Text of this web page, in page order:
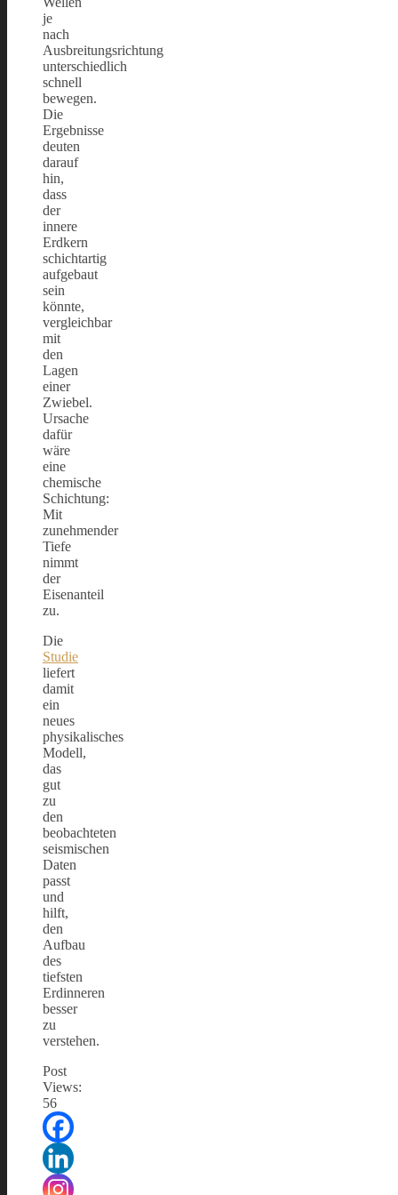
je
nach
Ausbreitungsrichtung
unterschiedlich
schnell
bewegen.
Die
Ergebnisse
deuten
darauf
hin,
dass
der
innere
Erdkern
schichtartig
aufgebaut
sein
könnte,
vergleichbar
mit
den
Lagen
einer
Zwiebel.
Ursache
dafür
wäre
eine
chemische
Schichtung:
Mit
zunehmender
Tiefe
nimmt
der
Eisenanteil
zu.
Die
Studie
liefert
damit
ein
neues
physikalisches
Modell,
das
gut
zu
den
beobachteten
seismischen
Daten
passt
und
hilft,
den
Aufbau
des
tiefsten
Erdinneren
besser
zu
verstehen.
Post
Views:
56